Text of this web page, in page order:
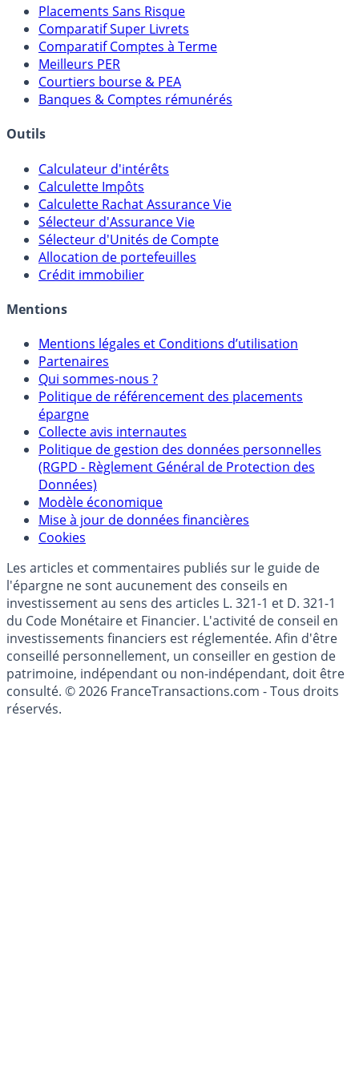
Meilleures Assurances-Vie
Meilleurs Fonds Euros
Placements Sans Risque
Comparatif Super Livrets
Comparatif Comptes à Terme
Meilleurs PER
Banques & Comptes rémunérés
Outils
Calculateur d'intérêts
Calculette Impôts
Calculette Rachat Assurance Vie
Sélecteur d'Assurance Vie
Sélecteur d'Unités de Compte
Crédit immobilier
Mentions
Mentions légales et Conditions d’utilisation
Partenaires
Qui sommes-nous ?
Politique de référencement des placements
épargne
Collecte avis internautes
Politique de gestion des données personnelles
(RGPD - Règlement Général de Protection des
Données)
Modèle économique
Cookies
Les articles et commentaires publiés sur le guide de
l'épargne ne sont aucunement des conseils en
investissement au sens des articles L. 321-1 et D. 321-1
du Code Monétaire et Financier. L'activité de conseil en
investissements financiers est réglementée. Afin d'être
conseillé personnellement, un conseiller en gestion de
patrimoine, indépendant ou non-indépendant, doit être